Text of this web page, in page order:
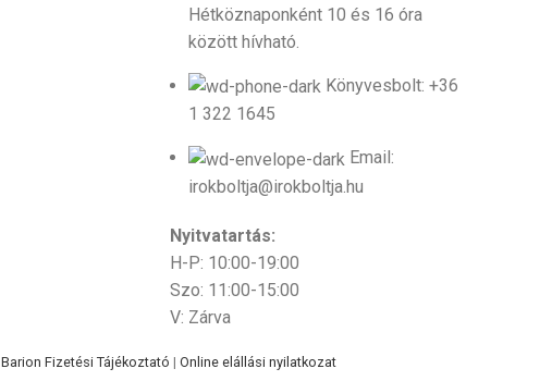
Hétköznaponként 10 és 16 óra
között hívható.
Könyvesbolt: +36
1 322 1645
Email:
irokboltja@irokboltja.hu
Nyitvatartás:
H-P: 10:00-19:00
Szo: 11:00-15:00
V: Zárva
Barion Fizetési Tájékoztató | Online elállási nyilatkozat